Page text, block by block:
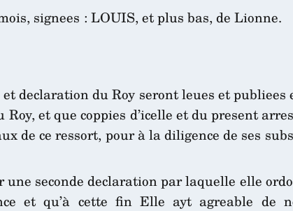
signees : LOUIS, et plus bas, de Lionne.
declaration du Roy seront leues et publiees
et que coppies d’icelle et du present
de ce ressort, pour à la diligence de ses
seconde declaration par laquelle elle
et qu’à cette fin Elle ayt agreable de